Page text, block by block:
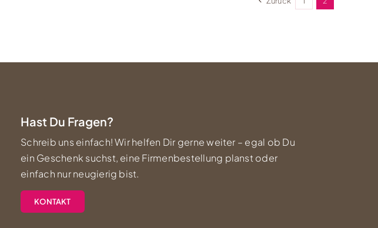
Hast Du Fragen?
Schreib uns einfach! Wir helfen Dir gerne weiter – egal ob Du
ein Geschenk suchst, eine Firmenbestellung planst oder
einfach nur neugierig bist.
KONTAKT